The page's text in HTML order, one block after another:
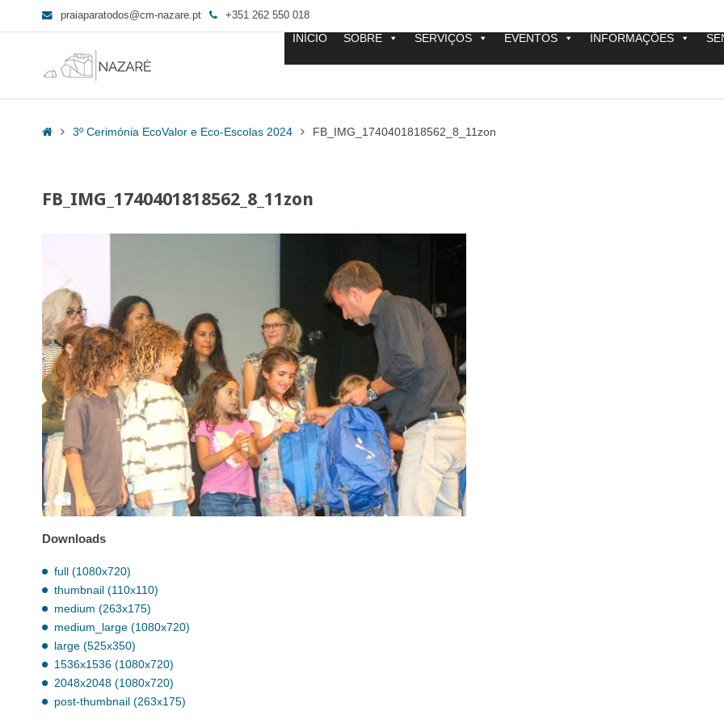
praiaparatodos@cm-nazare.pt +351 262 550 018
INÍCIO SOBRE SERVIÇOS EVENTOS INFORMAÇÕES
Home3º Cerimónia EcoValor e Eco-Escolas 2024 FB_IMG_1740401818562_8_11zon
FB_IMG_1740401818562_8_11zon
Downloads
full (1080x720)
thumbnail (110x110)
medium (263x175)
medium_large (1080x720)
large (525x350)
1536x1536 (1080x720)
2048x2048 (1080x720)
post-thumbnail (263x175)